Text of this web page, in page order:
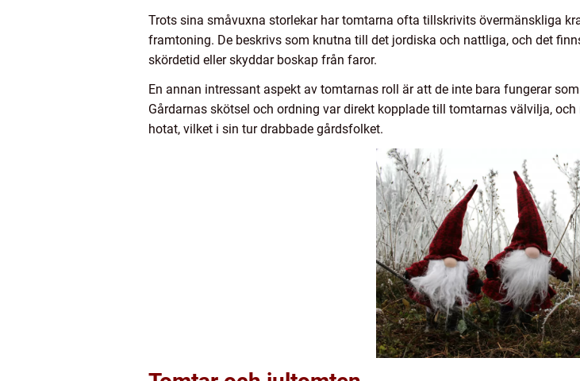
Trots sina småvuxna storlekar har tomtarna ofta tillskrivits övermänskliga
framtoning. De beskrivs som knutna till det jordiska och nattliga, och det
skördetid eller skyddar boskap från faror.
En annan intressant aspekt av tomtarnas roll är att de inte bara fungerar
Gårdarnas skötsel och ordning var direkt kopplade till tomtarnas välvilja,
hotat, vilket i sin tur drabbade gårdsfolket.